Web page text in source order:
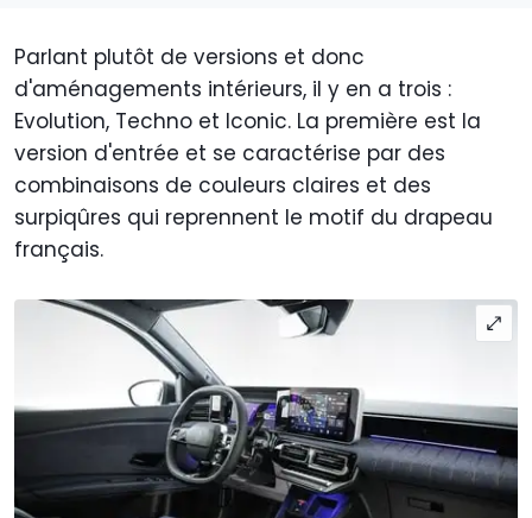
Parlant plutôt de versions et donc
d'aménagements intérieurs, il y en a trois :
Evolution, Techno et Iconic. La première est la
version d'entrée et se caractérise par des
combinaisons de couleurs claires et des
surpiqûres qui reprennent le motif du drapeau
français.